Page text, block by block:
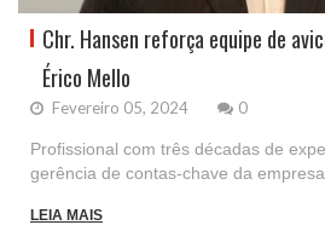
Chr. Hansen reforça equipe de
Érico Mello
Fevereiro 05, 2024 0
Profissional com três décadas de
gerência de contas-chave da
LEIA MAIS